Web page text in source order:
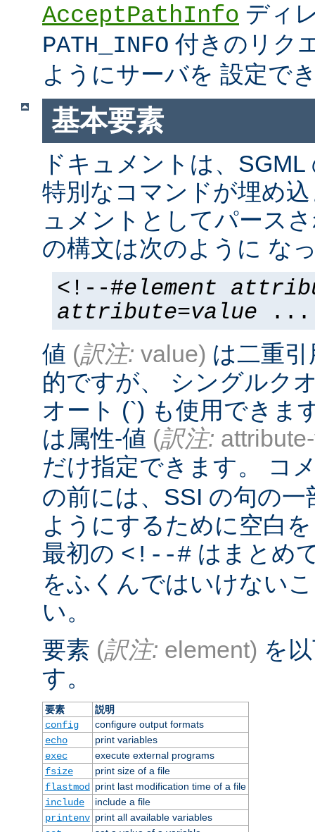
AcceptPathInfo ディ
PATH_INFO 付きのリク
ようにサーバを 設定で
基本要素
ドキュメントは、
特別なコマンドが埋め
ュメントとしてパース
の構文は次のように な
<!--#element
attribute=value ...
値 (訳注: value) は二重
的ですが、 シングルク
オート (`) も使用できま
は属性-値 (訳注:
だけ指定できます。 コ
の前には、SSI の句の
ようにするために空白
最初の <!--# はまとめ
をふくんではいけない
い。
要素 (訳注: element) を
す。
要素
説明
config
configure output formats
echo
print variables
exec
execute external programs
fsize
print size of a file
flastmod
print last modification time of a file
include
include a file
printenv print all available variables